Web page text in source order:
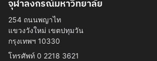
จุฬาลงกรณ์มหาวิทยาลัย
254 ถนนพญาไท
แขวงวังใหม่ เขตปทุมวัน
กรุงเทพฯ 10330
โทรศัพท์ 0 2218 3621